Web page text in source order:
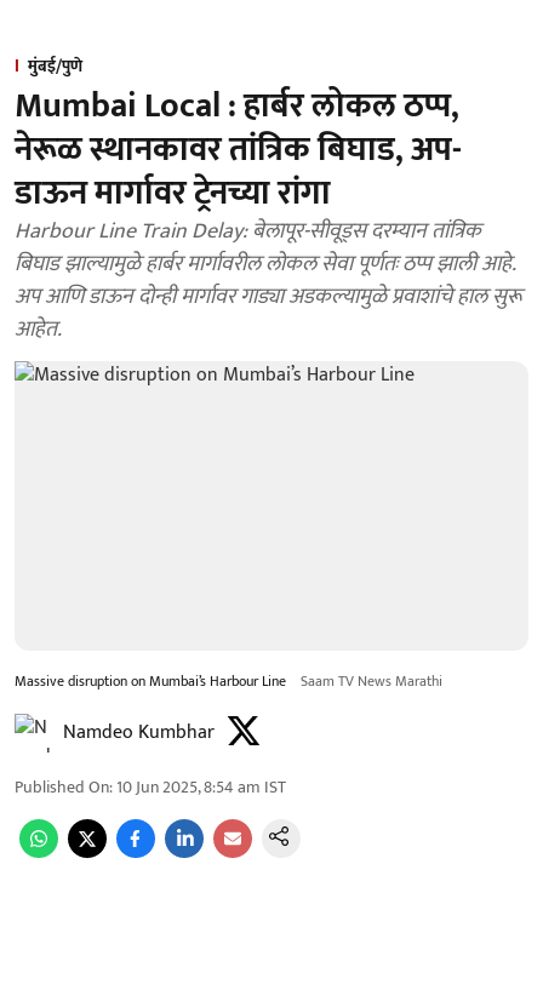
मुंबई/पुणे
Mumbai Local : हार्बर लोकल ठप्प,
नेरूळ स्थानकावर तांत्रिक बिघाड, अप-
डाऊन मार्गावर ट्रेनच्या रांगा
Harbour Line Train Delay: बेलापूर-सीवूड्स दरम्यान तांत्रिक
बिघाड झाल्यामुळे हार्बर मार्गावरील लोकल सेवा पूर्णतः ठप्प झाली आहे.
अप आणि डाऊन दोन्ही मार्गावर गाड्या अडकल्यामुळे प्रवाशांचे हाल सुरू
आहेत.
Massive disruption on Mumbai’s Harbour Line Saam TV News Marathi
Namdeo Kumbhar
Published On:10 Jun 2025, 8:54 am IST